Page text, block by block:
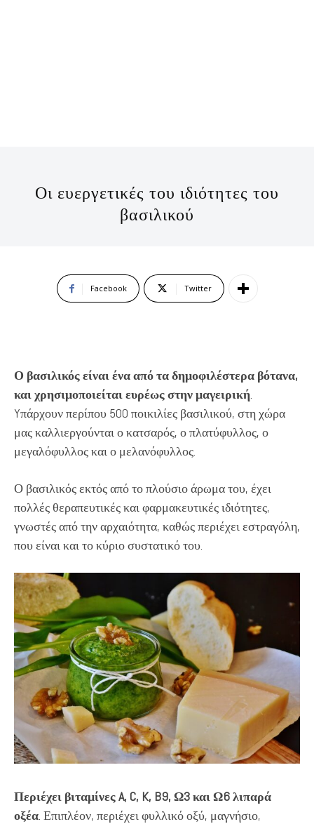
Οι ευεργετικές του ιδιότητες του
βασιλικού
Facebook Twitter
Ο βασιλικός είναι ένα από τα δημοφιλέστερα βότανα,
και χρησιμοποιείται ευρέως στην μαγειρική.
Yπάρχουν περίπου 500 ποικιλίες βασιλικού, στη χώρα
μας καλλιεργούνται ο κατσαρός, ο πλατύφυλλος, ο
μεγαλόφυλλος και ο μελανόφυλλος.
Ο βασιλικός εκτός από το πλούσιο άρωμα του, έχει
πολλές θεραπευτικές και φαρμακευτικές ιδιότητες,
γνωστές από την αρχαιότητα, καθώς περιέχει εστραγόλη,
που είναι και το κύριο συστατικό του.
Περιέχει βιταμίνες A, C, K, B9, Ω3 και Ω6 λιπαρά
οξέα. Επιπλέον, περιέχει φυλλικό οξύ, μαγνήσιο,